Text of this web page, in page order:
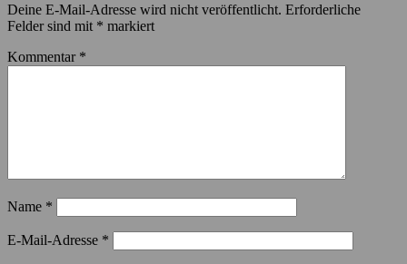
Deine E-Mail-Adresse wird nicht veröffentlicht. Erforderliche
Felder sind mit * markiert
Kommentar *
Name *
E-Mail-Adresse *